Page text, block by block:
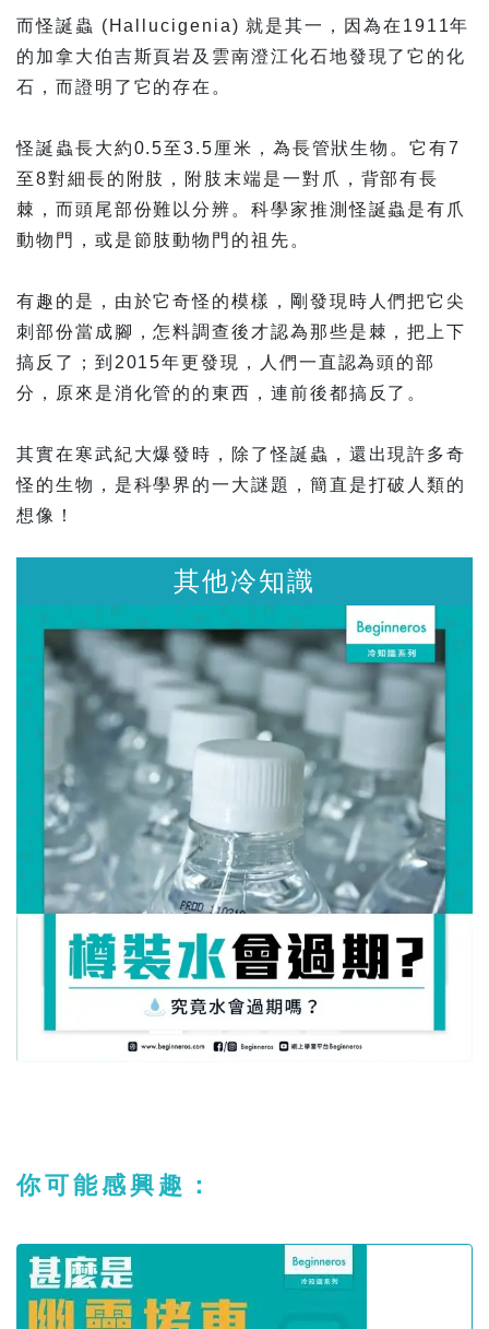
而怪誕蟲 (Hallucigenia) 就是其一，因為在1911年
的加拿大伯吉斯頁岩及雲南澄江化石地發現了它的化
石，而證明了它的存在。
怪誕蟲長大約0.5至3.5厘米，為長管狀生物。它有7
至8對細長的附肢，附肢末端是一對爪，背部有長
棘，而頭尾部份難以分辨。科學家推測怪誕蟲是有爪
動物門，或是節肢動物門的祖先。
有趣的是，由於它奇怪的模樣，剛發現時人們把它尖
刺部份當成腳，怎料調查後才認為那些是棘，把上下
搞反了；到2015年更發現，人們一直認為頭的部
分，原來是消化管的的東西，連前後都搞反了。
其實在寒武紀大爆發時，除了怪誕蟲，還出現許多奇
怪的生物，是科學界的一大謎題，簡直是打破人類的
想像！
其他冷知識
你可能感興趣：